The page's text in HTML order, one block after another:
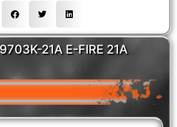
21A E-FIRE 21A